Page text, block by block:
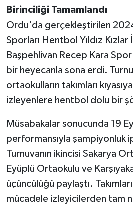
Birinciliği Tamamlandı
Ordu'da gerçekleştirilen
Sporları Hentbol Yıldız Kızlar
Başpehlivan Recep Kara
bir heyecanla sona erdi.
ortaokulların takımları
izleyenlere hentbol dolu bir
Müsabakalar sonucunda 19
performansıyla şampiyonluk
Turnuvanın ikincisi Sakarya
Eyüplü Ortaokulu ve
üçüncülüğü paylaştı.
mücadele izleyicilerden tam
SİYASET
SPOR